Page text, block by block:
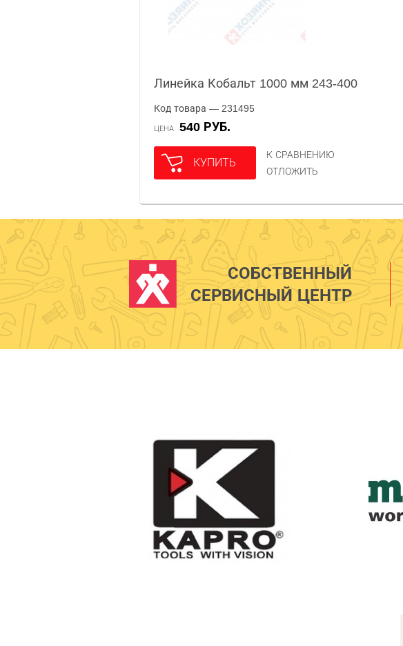
Линейка Кобальт 1000 мм 243-400
Код товара — 231495
ЦЕНА 540 РУБ.
КУПИТЬ
К СРАВНЕНИЮ
ОТЛОЖИТЬ
СОБСТВЕННЫЙ
СЕРВИСНЫЙ ЦЕНТР